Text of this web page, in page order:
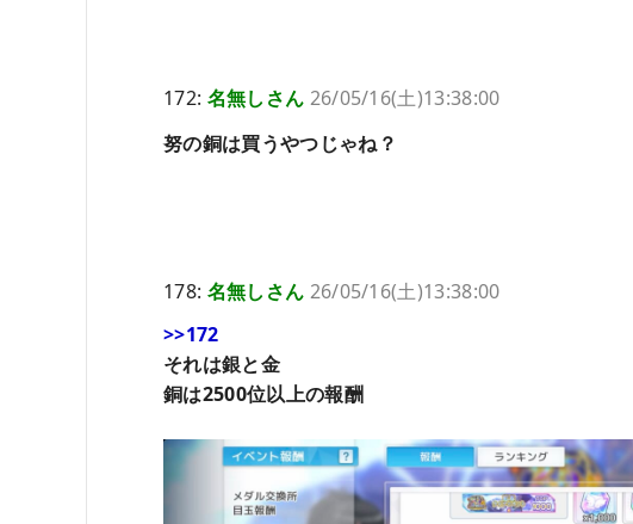
172: 名無しさん 26/05/16(土)13:38:00
努の銅は買うやつじゃね？
178: 名無しさん 26/05/16(土)13:38:00
>>172
それは銀と金
銅は2500位以上の報酬